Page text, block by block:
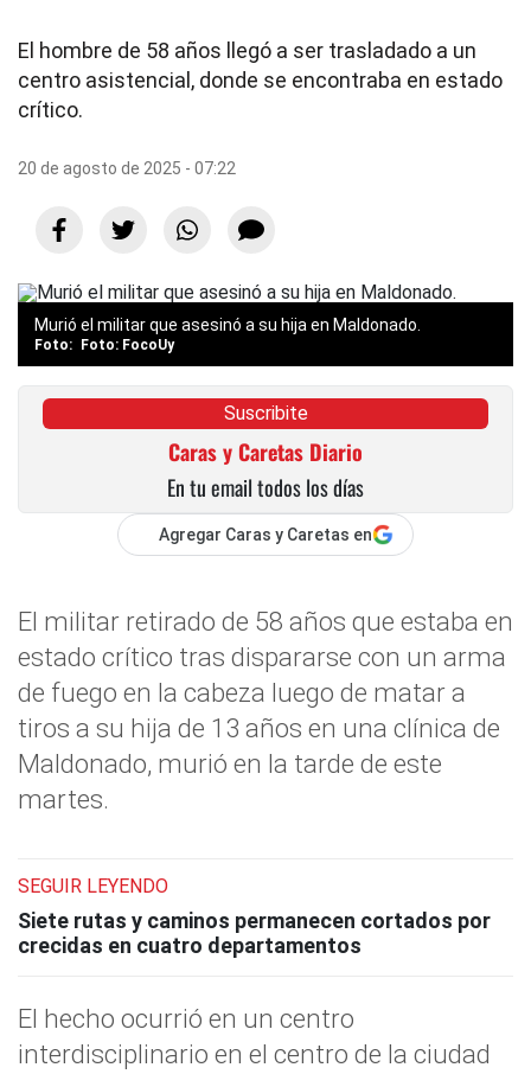
El hombre de 58 años llegó a ser trasladado a un
centro asistencial, donde se encontraba en estado
crítico.
20 de agosto de 2025 - 07:22
Murió el militar que asesinó a su hija en Maldonado.
Foto: FocoUy
Suscribite
Caras y Caretas Diario
En tu email todos los días
Agregar Caras y Caretas en
El militar retirado de 58 años que estaba en
estado crítico tras dispararse con un arma
de fuego en la cabeza luego de matar a
tiros a su hija de 13 años en una clínica de
Maldonado, murió en la tarde de este
martes.
SEGUIR LEYENDO
Siete rutas y caminos permanecen cortados por
crecidas en cuatro departamentos
El hecho ocurrió en un centro
interdisciplinario en el centro de la ciudad